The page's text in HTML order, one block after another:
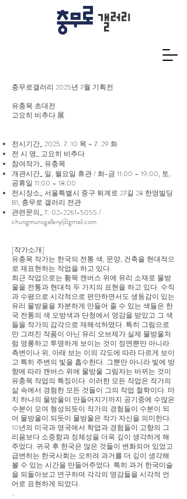
충무로갤러리 2025년 7월 기획전
유충목 초대전
고요히 비추다 展
전시기간_2025. 7. 10 목 ~ 7. 29 화
전 시 명_ 고요히 비추다
참여작가_ 유충목
개관시간_ 일, 월요일 휴관 / 화-금 11:00 – 19:00, 토,
공휴일 11:00 – 18:00
전시장소_ 서울특별시 중구 퇴계로 27길 28 한영빌딩
B1, 충무로 갤러리 전관
관련문의_ T. 02-2261-5055 /
chungmurogallery@gmail.com
[작가소개]
유충목 작가는 한국의 전통 색, 문양, 건축을 현대적으
로 재표현하는 작업을 하고 있다.
최근 작업으로는 황목 캔버스 위에 유리 소재로 물방
울을 전통과 현대적 두 가지의 표현을 하고 있다. 수직
과 수평으로 시각적으로 편안하면서도 생동감이 있는
유리 물방울을 차분하게 만들어 줄 수 있는 색들은 한
국 전통의 색 오방색과 단청에서 영감을 받았고 그 색
들을 작가의 감각으로 재해석하였다. 특히 그림으로
만 그려진 작품이 아닌 유리 오브제가 실제 물방울처
럼 영롱하고 투명하게 보이는 것이 정면뿐만 아니라
측변이나 위, 아래 보는 이의 각도에 따라 다르게 보이
고 특히 주변의 빛을 흡수한다. 그뿐만 아니라 빛에 방
향에 따라 캔버스 위에 물방울 그림자는 바뀌는 것이
유충목 작업의 특징이다. 이러한 모든 작업은 작가의
삶 속에서 경험한 모든 것들이 그의 작업 철학이다. 마
치 하나의 물방울이 만들어지기까지 공기중에 수많은
수분이 모여 형성되듯이 작가의 경험들이 수분이 되
어 물방울이 되듯이 물방울은 작가 자신을 의미한다.
10년의 미국과 영국에서 학업과 경험들이 고향의 그
리움보다 소중함과 정체성을 더욱 깊이 생각하게 해
주었다. 귀국 후 한국은 많은 것들이 변화되어 있었고
급변하는 한국사회는 오히려 과거를 더 깊이 생각해
볼 수 있는 시간을 만들어주었다. 특히 과거 한국미술
을 되돌아보고 연구하며 각각의 영감들을 시각적 언
어로 표현하게 되었다.
..